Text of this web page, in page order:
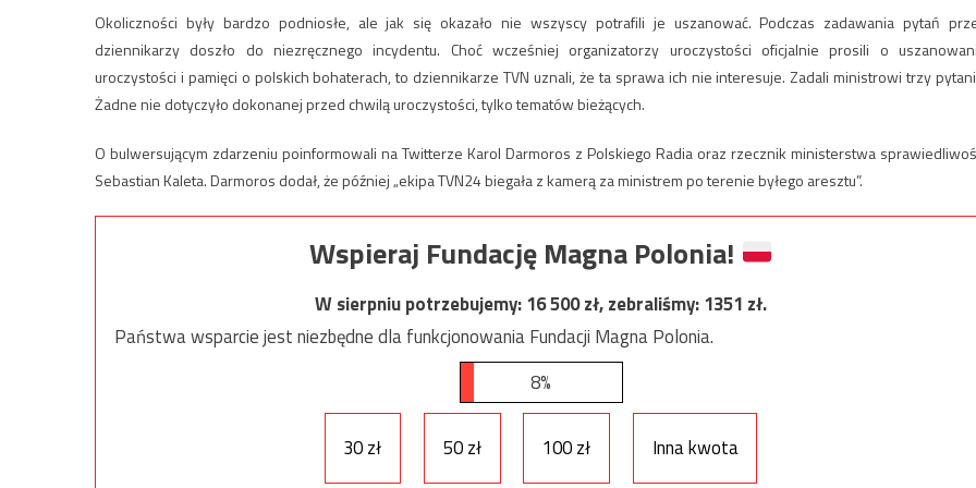
Okoliczności były bardzo podniosłe, ale jak się okazało nie wszyscy potrafili je uszanować. Podczas zadawania pytań
dziennikarzy doszło do niezręcznego incydentu. Choć wcześniej organizatorzy uroczystości oficjalnie prosili o
uroczystości i pamięci o polskich bohaterach, to dziennikarze TVN uznali, że ta sprawa ich nie interesuje. Zadali ministrowi trzy
Żadne nie dotyczyło dokonanej przed chwilą uroczystości, tylko tematów bieżących.
O bulwersującym zdarzeniu poinformowali na Twitterze Karol Darmoros z Polskiego Radia oraz rzecznik ministerstwa
Sebastian Kaleta. Darmoros dodał, że później „ekipa TVN24 biegała z kamerą za ministrem po terenie byłego aresztu”.
Wspieraj Fundację Magna Polonia!
W sierpniu potrzebujemy:16 500zł, zebraliśmy:1351 zł.
Państwa wsparcie jest niezbędne dla funkcjonowania Fundacji Magna Polonia.
8%
30 zł 50 zł 100 zł
Inna kwota